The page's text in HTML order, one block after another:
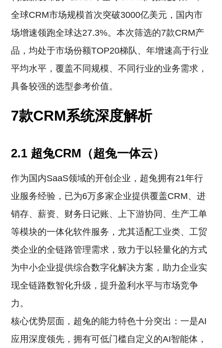
全球CRM市场规模首次突破3000亿美元，国内市
场增速领跑全球达27.3%。本次筛选的7款CRM产
品，均处于市场份额TOP20梯队、年增速高于行业
平均水平，覆盖不同规模、不同行业的业务需求，
具备较强的选型参考价值。
7款CRM系统深度解析
2.1 超兔CRM（超兔一体云）
作为国内SaaS领域的开创企业，超兔拥有21年行
业服务经验，已为6万多家企业提供覆盖CRM、进
销存、薪资、财务日记账、上下游协同、生产工单
等模块的一体化软件服务，尤其适配工业类、工贸
类企业的全链路管理需求，致力于以轻量化的方式
为中小企业提供综合数字化解决方案，助力企业实
现全链路数智化升级，提升盈利水平与市场竞争
力。
核心优势层面，超兔的能力特色十分突出：一是AI
应用深度领先，拥有可低门槛自定义的AI智能体，